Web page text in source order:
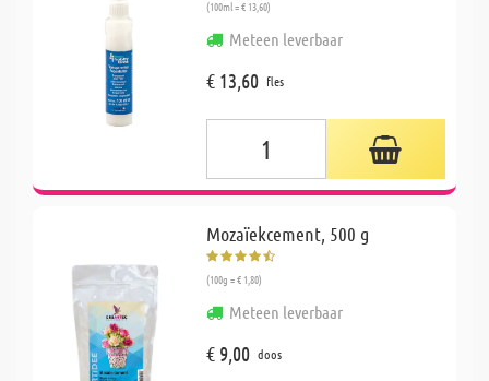
(100ml = € 13,60)
Meteen leverbaar
€ 13,60 fles
Mozaïekcement, 500 g
(100g = € 1,80)
Meteen leverbaar
€ 9,00 doos